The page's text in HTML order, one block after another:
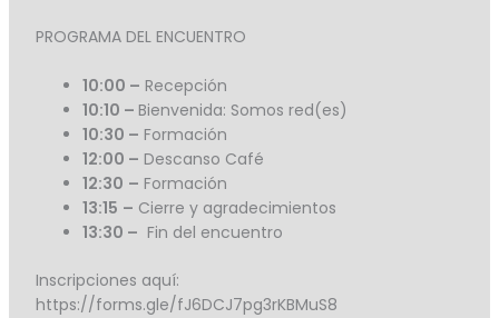
PROGRAMA DEL ENCUENTRO
10:00 – Recepción
10:10 – Bienvenida: Somos red(es)
10:30 – Formación
12:00 – Descanso Café
12:30 – Formación
13:15 – Cierre y agradecimientos
13:30 – Fin del encuentro
Inscripciones aquí:
https://forms.gle/fJ6DCJ7pg3rKBMuS8